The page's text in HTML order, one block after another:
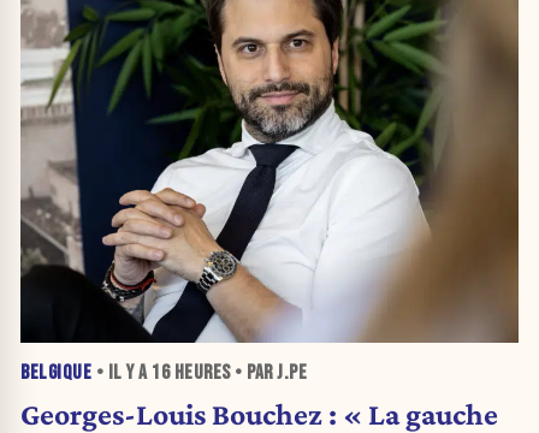
BELGIQUE • IL Y A 16 HEURES• PAR J.PE
Georges-Louis Bouchez : « La gauche